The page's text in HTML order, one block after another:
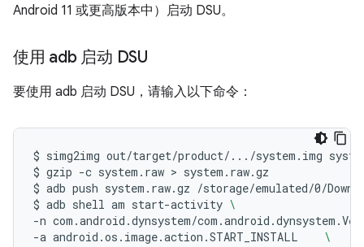
Android 11 或更高版本中）启动 DSU。
使用 adb 启动 DSU
要使用 adb 启动 DSU，请输入以下命令：
$ simg2img out/target/product/.../system.img
$ gzip -c system.raw > system.raw.gz
$ adb push system.raw.gz /storage/emulated/0/
$ adb shell am start-activity \
-n com.android.dynsystem/
-a android.os.image.action.START_INSTALL
\